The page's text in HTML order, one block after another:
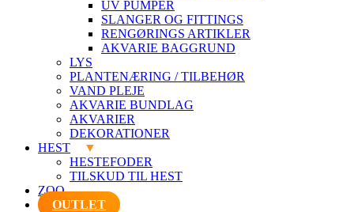
UV PUMPER
SLANGER OG FITTINGS
RENGØRINGS ARTIKLER
AKVARIE BAGGRUND
LYS
PLANTENÆRING / TILBEHØR
VAND PLEJE
AKVARIE BUNDLAG
AKVARIER
DEKORATIONER
HEST
HESTEFODER
TILSKUD TIL HEST
ZOO
OUTLET